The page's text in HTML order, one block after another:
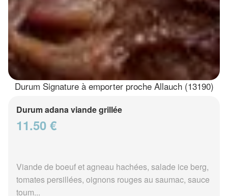
Durum Signature à emporter proche Allauch (13190)
Durum adana viande grillée
11.50 €
Viande de boeuf et agneau hachées, salade ice berg,
tomates persillées, oignons rouges au saumac, sauce
toum...